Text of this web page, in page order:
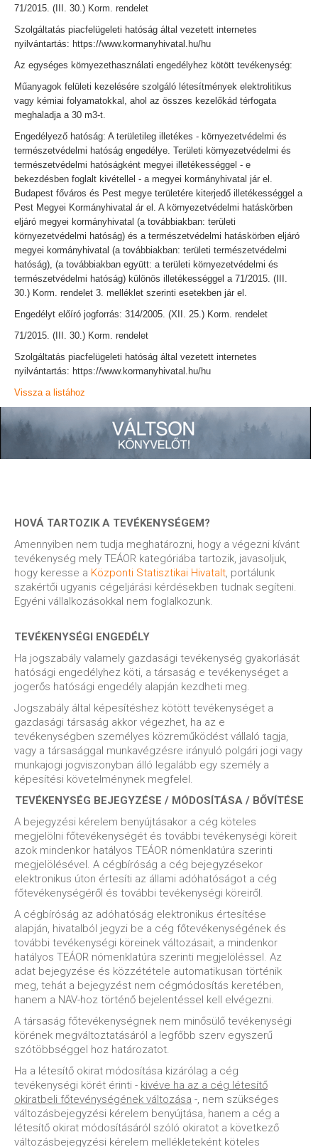
71/2015. (III. 30.) Korm. rendelet
Szolgáltatás piacfelügeleti hatóság által vezetett internetes
nyilvántartás: https://www.kormanyhivatal.hu/hu
Az egységes környezethasználati engedélyhez kötött tevékenység:
Műanyagok felületi kezelésére szolgáló létesítmények elektrolitikus
vagy kémiai folyamatokkal, ahol az összes kezelőkád térfogata
meghaladja a 30 m3-t.
Engedélyező hatóság: A területileg illetékes - környezetvédelmi és
természetvédelmi hatóság engedélye. Területi környezetvédelmi és
természetvédelmi hatóságként megyei illetékességgel - e
bekezdésben foglalt kivétellel - a megyei kormányhivatal jár el.
Budapest főváros és Pest megye területére kiterjedő illetékességgel a
Pest Megyei Kormányhivatal ár el. A környezetvédelmi hatáskörben
eljáró megyei kormányhivatal (a továbbiakban: területi
környezetvédelmi hatóság) és a természetvédelmi hatáskörben eljáró
megyei kormányhivatal (a továbbiakban: területi természetvédelmi
hatóság), (a továbbiakban együtt: a területi környezetvédelmi és
természetvédelmi hatóság) különös illetékességgel a 71/2015. (III.
30.) Korm. rendelet 3. melléklet szerinti esetekben jár el.
Engedélyt előíró jogforrás: 314/2005. (XII. 25.) Korm. rendelet
71/2015. (III. 30.) Korm. rendelet
Szolgáltatás piacfelügeleti hatóság által vezetett internetes
nyilvántartás: https://www.kormanyhivatal.hu/hu
Vissza a listához
HOVÁ TARTOZIK A TEVÉKENYSÉGEM?
Amennyiben nem tudja meghatározni, hogy a végezni kívánt
tevékenység mely TEÁOR kategóriába tartozik, javasoljuk,
hogy keresse a Központi Statisztikai Hivatalt , portálunk
szakértői ugyanis cégeljárási kérdésekben tudnak segíteni.
Egyéni vállalkozásokkal nem foglalkozunk.
TEVÉKENYSÉGI ENGEDÉLY
Ha jogszabály valamely gazdasági tevékenység gyakorlását
hatósági engedélyhez köti, a társaság e tevékenységet a
jogerős hatósági engedély alapján kezdheti meg.
Jogszabály által képesítéshez kötött tevékenységet a
gazdasági társaság akkor végezhet, ha az e
tevékenységben személyes közreműködést vállaló tagja,
vagy a társasággal munkavégzésre irányuló polgári jogi vagy
munkajogi jogviszonyban álló legalább egy személy a
képesítési követelménynek megfelel.
TEVÉKENYSÉG BEJEGYZÉSE / MÓDOSÍTÁSA / BŐVÍTÉSE
A bejegyzési kérelem benyújtásakor a cég köteles
megjelölni főtevékenységét és további tevékenységi köreit
azok mindenkor hatályos TEÁOR nómenklatúra szerinti
megjelölésével. A cégbíróság a cég bejegyzésekor
elektronikus úton értesíti az állami adóhatóságot a cég
főtevékenységéről és további tevékenységi köreiről.
A cégbíróság az adóhatóság elektronikus értesítése
alapján, hivatalból jegyzi be a cég főtevékenységének és
további tevékenységi köreinek változásait, a mindenkor
hatályos TEÁOR nómenklatúra szerinti megjelöléssel. Az
adat bejegyzése és közzététele automatikusan történik
meg, tehát a bejegyzést nem cégmódosítás keretében,
hanem a NAV-hoz történő bejelentéssel kell elvégezni.
A társaság főtevékenységnek nem minősülő tevékenységi
körének megváltoztatásáról a legfőbb szerv egyszerű
szótöbbséggel hoz határozatot.
Ha a létesítő okirat módosítása kizárólag a cég
tevékenységi körét érinti - kivéve ha az a cég létesítő
okiratbeli főtevénységének változása -, nem szükséges
változásbejegyzési kérelem benyújtása, hanem a cég a
létesítő okirat módosításáról szóló okiratot a következő
változásbejegyzési kérelem mellékleteként köteles